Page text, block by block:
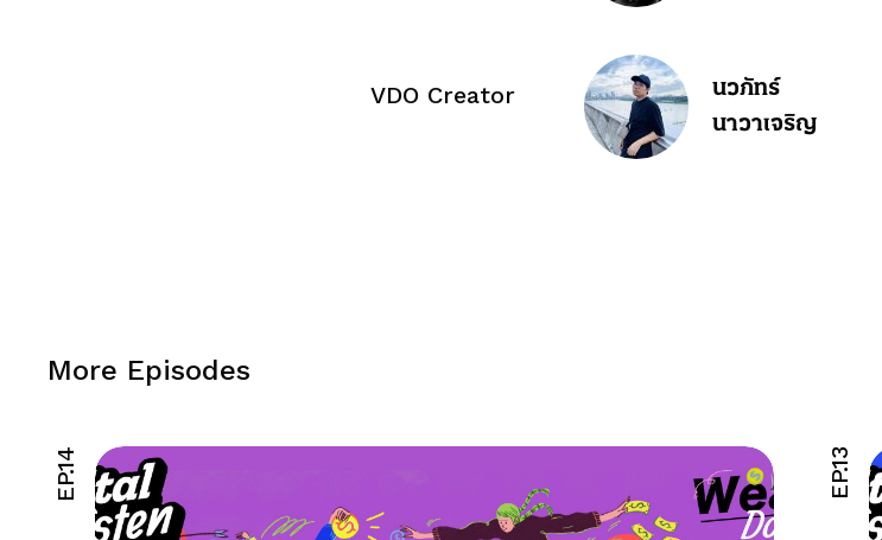
VDO Creator
นวภัทร์
นาวาเจริญ
More Episodes
EP.14 EP.13